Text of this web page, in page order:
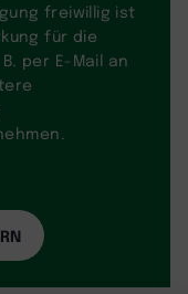
freiwillig ist
für die
per E-Mail an